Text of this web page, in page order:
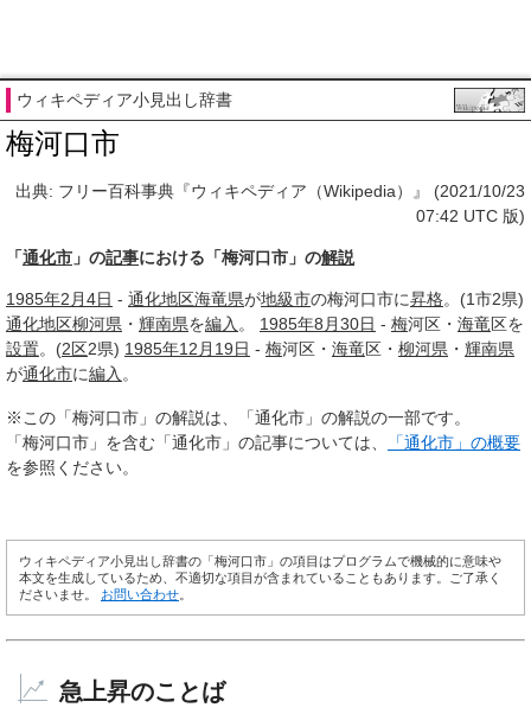
ウィキペディア小見出し辞書
梅河口市
出典: フリー百科事典『ウィキペディア（Wikipedia）』 (2021/10/23
07:42 UTC 版)
「通化市 」の記事における「梅河口市」の解説
1985年2月4日 - 通化地区海竜県が地級市の梅河口市に昇格。(1市2県)
通化地区柳河県 ・ 輝南県を編入 。 1985年8月30日 - 梅河区・ 海竜区を
設置。(2区2県) 1985年12月19日 - 梅河区・ 海竜区・ 柳河県 ・ 輝南県
が通化市に編入 。
※この「梅河口市」の解説は、「通化市」の解説の一部です。
「梅河口市」を含む「通化市」の記事については、
「通化市」の概要
を参照ください。
ウィキペディア小見出し辞書の「梅河口市」の項目はプログラムで機械的に意味や
本文を生成しているため、不適切な項目が含まれていることもあります。ご了承く
ださいませ。 お問い合わせ
急上昇のことば